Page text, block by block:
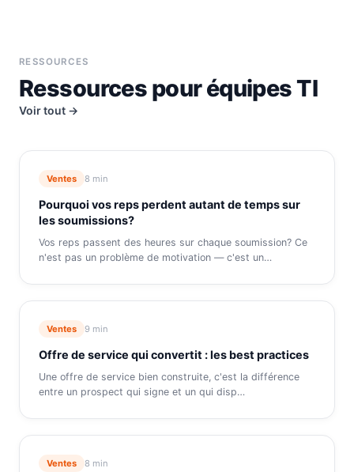
RESSOURCES
Ressources pour équipes TI
Voir tout →
Ventes 8 min
Pourquoi vos reps perdent autant de temps sur
les soumissions?
Vos reps passent des heures sur chaque soumission? Ce
n'est pas un problème de motivation — c'est un…
Ventes 9 min
Offre de service qui convertit : les best practices
Une offre de service bien construite, c'est la différence
entre un prospect qui signe et un qui disp…
Ventes 8 min